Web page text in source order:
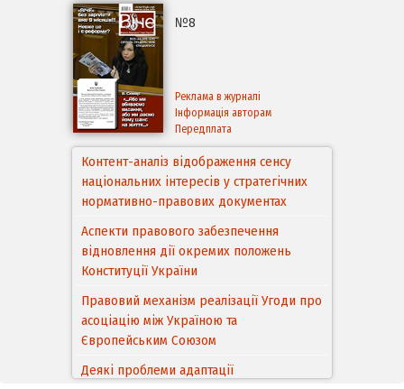
№8
Реклама в журналі
Інформація авторам
Передплата
Контент-аналіз відображення сенсу
національних інтересів у стратегічних
нормативно-правових документах
Аспекти правового забезпечення
відновлення дії окремих положень
Конституції України
Правовий механізм реалізації Угоди про
асоціацію між Україною та
Європейським Cоюзом
Деякі проблеми адаптації